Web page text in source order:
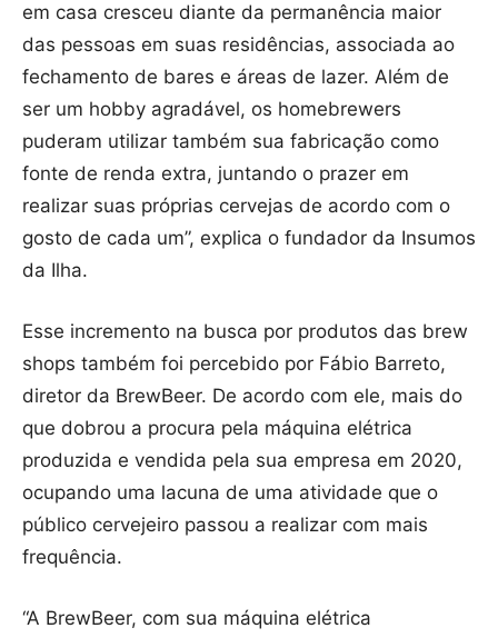
em casa cresceu diante da permanência maior
das pessoas em suas residências, associada ao
fechamento de bares e áreas de lazer. Além de
ser um hobby agradável, os homebrewers
puderam utilizar também sua fabricação como
fonte de renda extra, juntando o prazer em
realizar suas próprias cervejas de acordo com o
gosto de cada um”, explica o fundador da Insumos
da Ilha.
Esse incremento na busca por produtos das brew
shops também foi percebido por Fábio Barreto,
diretor da BrewBeer. De acordo com ele, mais do
que dobrou a procura pela máquina elétrica
produzida e vendida pela sua empresa em 2020,
ocupando uma lacuna de uma atividade que o
público cervejeiro passou a realizar com mais
frequência.
“A BrewBeer, com sua máquina elétrica